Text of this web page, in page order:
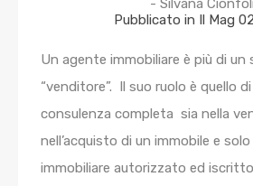
- Silvana Cionfoli
Pubblicato in Il Mag
Un agente immobiliare è più di un
“venditore”. Il suo ruolo è quello
consulenza completa sia nella
nell’acquisto di un immobile e
immobiliare autorizzato ed iscritto